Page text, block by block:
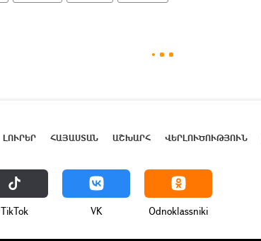
ԼՈՒՐԵՐ ՀԱՅԱՍՏԱՆ ԱՇԽԱՐՀ ՎԵՐԼՈՒԾՈՒԹՅՈՒՆ
ТikТоk VK Odnoklassniki